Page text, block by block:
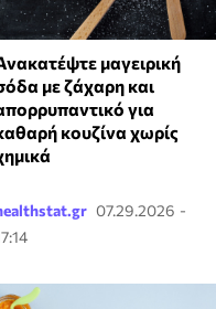
μαγειρική
με ζάχαρη και
για
κουζίνα χωρίς
07.29.2026 -